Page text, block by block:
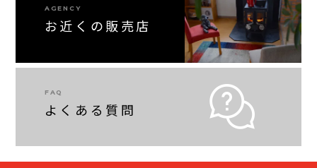
AGENCY
お近くの販売店
FAQ
よくある質問